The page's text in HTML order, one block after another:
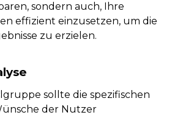
sondern auch, Ihre
effizient einzusetzen, um die
zu erzielen.
sollte die spezifischen
der Nutzer